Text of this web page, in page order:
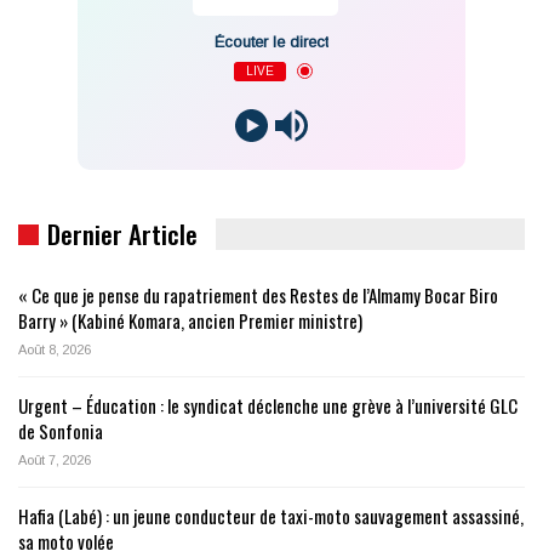
Écouter le direct
LIVE
Dernier Article
« Ce que je pense du rapatriement des Restes de l’Almamy Bocar Biro
Barry » (Kabiné Komara, ancien Premier ministre)
Août 8, 2026
Urgent – Éducation : le syndicat déclenche une grève à l’université GLC
de Sonfonia
Août 7, 2026
Hafia (Labé) : un jeune conducteur de taxi-moto sauvagement assassiné,
sa moto volée